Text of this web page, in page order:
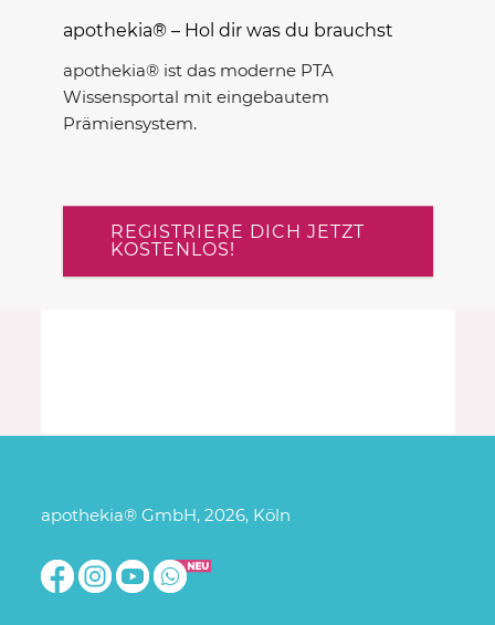
apothekia® – Hol dir was du brauchst
apothekia® ist das moderne PTA
Wissensportal mit eingebautem
Prämiensystem.
REGISTRIERE DICH JETZT
KOSTENLOS!
apothekia® GmbH, 2026, Köln